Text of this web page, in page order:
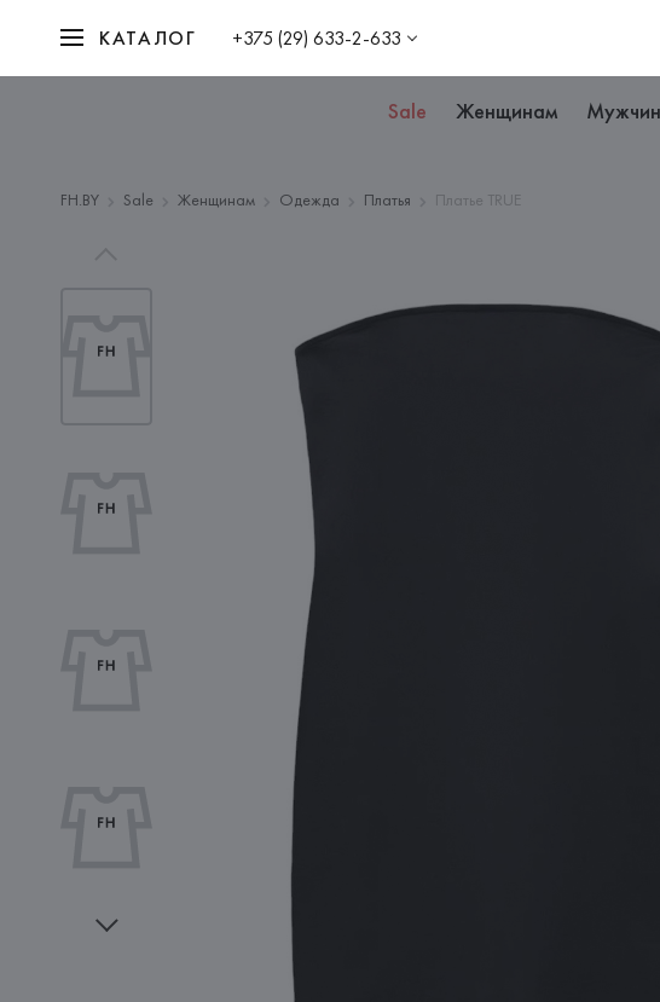
КАТАЛОГ +375 (29) 633-2-633
Sale Женщинам
FH.BY Sale Женщинам Одежда Платья Платье TRUE